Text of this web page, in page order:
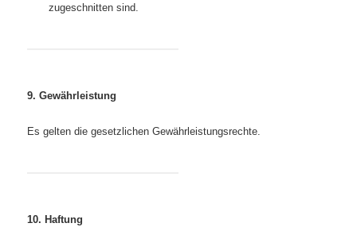
zugeschnitten sind.
9. Gewährleistung
Es gelten die gesetzlichen Gewährleistungsrechte.
10. Haftung